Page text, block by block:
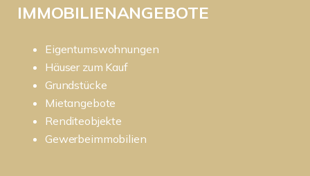
IMMOBILIENANGEBOTE
Eigentumswohnungen
Häuser zum Kauf
Grundstücke
Mietangebote
Renditeobjekte
Gewerbeimmobilien